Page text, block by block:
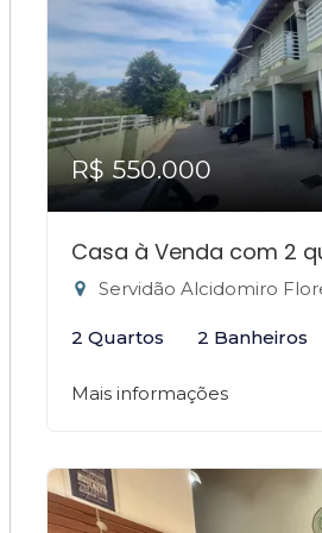
R$ 550.000
Casa à Venda com 2
Servidão Alcidomiro Flores -
2 Quartos 2 Banheiros
Mais informações